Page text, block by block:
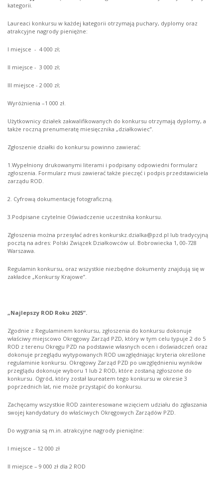
kategorii.
Laureaci konkursu w każdej kategorii otrzymają puchary, dyplomy oraz
atrakcyjne nagrody pieniężne:
I miejsce - 4 000 zł;
II miejsce - 3 000 zł;
III miejsce - 2 000 zł;
Wyróżnienia –1 000 zł.
Użytkownicy działek zakwalifikowanych do konkursu otrzymają dyplomy, a
także roczną prenumeratę miesięcznika „działkowiec”.
Zgłoszenie działki do konkursu powinno zawierać:
1.Wypełniony drukowanymi literami i podpisany odpowiedni formularz
zgłoszenia. Formularz musi zawierać także pieczęć i podpis przedstawiciela
zarządu ROD.
2. Cyfrową dokumentację fotograficzną.
3.Podpisane czytelnie Oświadczenie uczestnika konkursu.
Zgłoszenia można przesyłać adres konkurskz.dzialka@pzd.pl lub tradycyjną
pocztą na adres: Polski Związek Działkowców ul. Bobrowiecka 1, 00-728
Warszawa.
Regulamin konkursu, oraz wszystkie niezbędne dokumenty znajdują się w
zakładce „Konkursy Krajowe”.
„Najlepszy ROD Roku 2025”.
Zgodnie z Regulaminem konkursu, zgłoszenia do konkursu dokonuje
właściwy miejscowo Okręgowy Zarząd PZD, który w tym celu typuje 2 do 5
ROD z terenu Okręgu PZD na podstawie własnych ocen i doświadczeń oraz
dokonuje przeglądu wytypowanych ROD uwzględniając kryteria określone
regulaminie konkursu. Okręgowy Zarząd PZD po uwzględnieniu wyników
przeglądu dokonuje wyboru 1 lub 2 ROD, które zostaną zgłoszone do
konkursu. Ogród, który został laureatem tego konkursu w okresie 3
poprzednich lat, nie może przystąpić do konkursu.
Zachęcamy wszystkie ROD zainteresowane wzięciem udziału do zgłaszania
swojej kandydatury do właściwych Okręgowych Zarządów PZD.
Do wygrania są m.in. atrakcyjne nagrody pieniężne:
I miejsce – 12 000 zł
II miejsce – 9 000 zł dla 2 ROD